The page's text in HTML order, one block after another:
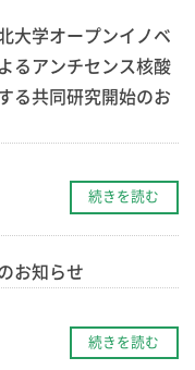
大学オープンイノベ
るアンチセンス核酸
る共同研究開始のお
続きを読む
お知らせ
続きを読む